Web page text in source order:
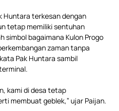
Huntara terkesan dengan
tetap memiliki sentuhan
simbol bagaimana Kulon Progo
zaman tanpa
Pak Huntara sambil
kami di desa tetap
membuat geblek,” ujar Paijan.